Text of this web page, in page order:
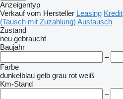
Anzeigentyp
Verkauf vom Hersteller Leasing Kredit
(Tausch mit Zuzahlung) Austausch
Zustand
neu gebraucht
Baujahr
–
Farbe
dunkelblau gelb grau rot weiß
Km-Stand
–